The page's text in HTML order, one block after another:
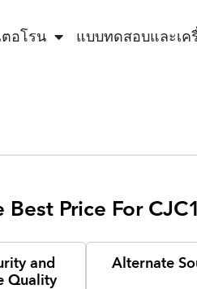
ตอโรน แบบทดสอบและเ
Best Price For
and
Quality
Alternate